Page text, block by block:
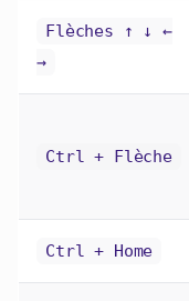
Flèches ↑ ↓ ←
→
Ctrl + Flèche
Ctrl + Home